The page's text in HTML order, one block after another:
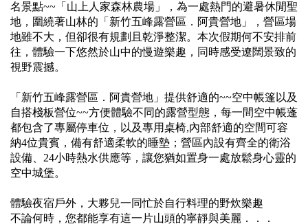
名景點~~「山上人家森林農場」，為一處熱門的避暑休閒聖
地，圍繞著山林的「新竹五峰露營區．阿貴營地」，營區場
地雖不大，但卻很有規劃且乾淨整潔。本次假期何不安排前
往，體驗一下悠然於山中的慢遊樂趣，同時感受遼闊景致的
視野震撼。
「新竹五峰露營區．阿貴營地」提供舒適的~~空中帳篷以及
自搭棧板營位~~方便體驗不同的露營型態，每一間空中帳蓬
都包含了專屬停車位，以及專用桌椅,內部舒適的空間可容
納4位貴賓，備有舒適柔軟的睡墊；營區內設有齊全的衛浴
設備、24小時熱水供應等，讓您猶如置身一處放鬆身心靈的
空中城堡。
體驗夜宿戶外，大夥兒一同忙於自行料理的野炊樂趣
不論何時，您都能享有這一片山頭的寧靜與美麗．．．